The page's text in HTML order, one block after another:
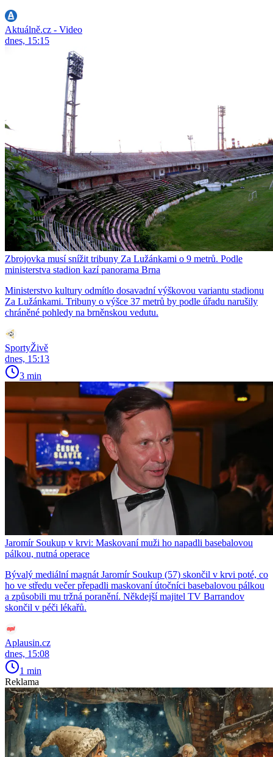
Aktuálně.cz - Video
dnes, 15:15
Zbrojovka musí snížit tribuny Za Lužánkami o 9 metrů. Podle
ministerstva stadion kazí panorama Brna
Ministerstvo kultury odmítlo dosavadní výškovou variantu stadionu
Za Lužánkami. Tribuny o výšce 37 metrů by podle úřadu narušily
chráněné pohledy na brněnskou vedutu.
SportyŽivě
dnes, 15:13
3 min
Jaromír Soukup v krvi: Maskovaní muži ho napadli basebalovou
pálkou, nutná operace
Bývalý mediální magnát Jaromír Soukup (57) skončil v krvi poté, co
ho ve středu večer přepadli maskovaní útočníci basebalovou pálkou
a způsobili mu tržná poranění. Někdejší majitel TV Barrandov
skončil v péči lékařů.
Aplausin.cz
dnes, 15:08
1 min
Reklama